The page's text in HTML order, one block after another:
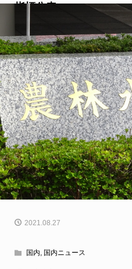
指標公表
2021.08.27
国内, 国内ニュース